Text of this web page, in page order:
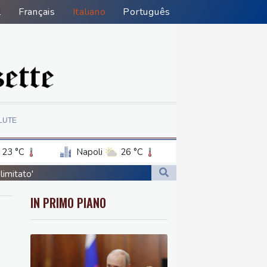
Français Italiano Português
23 °C Napoli 26 °C
IN PRIMO PIANO